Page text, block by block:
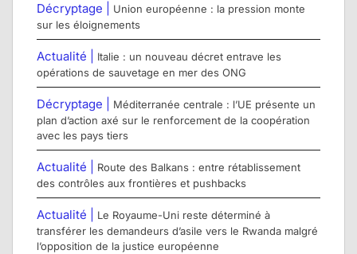
Décryptage |
Union européenne : la pression monte
sur les éloignements
Actualité |
Italie : un nouveau décret entrave les
opérations de sauvetage en mer des ONG
Décryptage |
Méditerranée centrale : l’UE présente un
plan d’action axé sur le renforcement de la coopération
avec les pays tiers
Actualité |
Route des Balkans : entre rétablissement
des contrôles aux frontières et pushbacks
Actualité |
Le Royaume-Uni reste déterminé à
transférer les demandeurs d’asile vers le Rwanda malgré
l’opposition de la justice européenne